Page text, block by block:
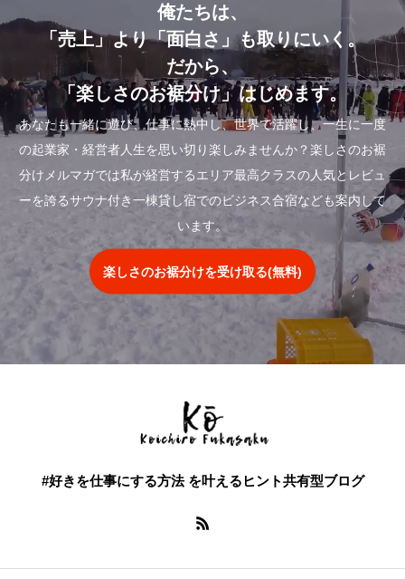
俺たちは、
「売上」より「面白さ」も取りにいく。
だから、
「楽しさのお裾分け」はじめます。
あなたも一緒に遊び、仕事に熱中し、世界で活躍し、一生に一度
の起業家・経営者人生を思い切り楽しみませんか？楽しさのお裾
分けメルマガでは私が経営するエリア最高クラスの人気とレビュ
ーを誇るサウナ付き一棟貸し宿でのビジネス合宿なども案内して
います。
楽しさのお裾分けを受け取る(無料)
#好きを仕事にする方法 を叶えるヒント共有型ブログ